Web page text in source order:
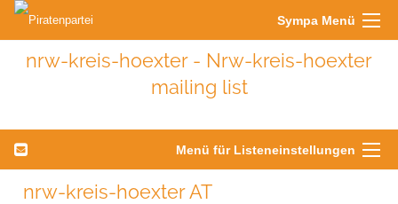
Sympa Menü
nrw-kreis-hoexter - Nrw-kreis-hoexter
mailing list
Menü für Listeneinstellungen
nrw-kreis-hoexter AT